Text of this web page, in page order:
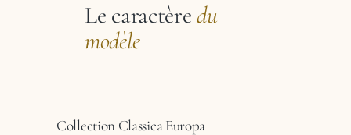
Le caractèredu
modèle
Collection Classica Europa